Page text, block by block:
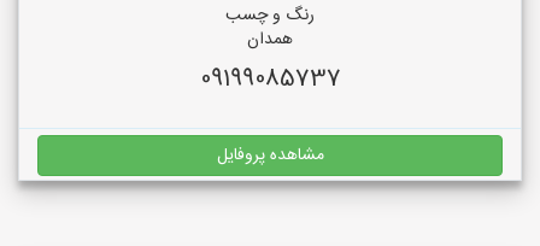
رنگ و چسب
همدان
09199085737
مشاهده پروفایل